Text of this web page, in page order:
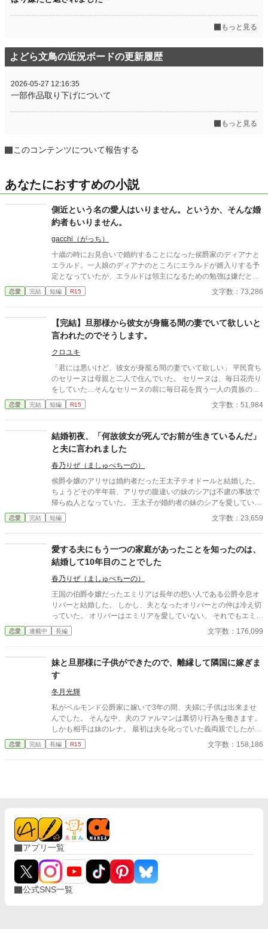
もっと見る
よどら文鳥の近況ボードの更新履歴
2026-05-27 12:16:35
一部作品取り下げについて
もっと見る
このコンテンツについて報告する
あなたにおすすめの小説
側近という名の愛人はいりません。というか、そんな婚
約者もいりません。
gacchi（がっち）
十歳の時にお見合いで婚約することになった侯爵家のディアナと
エラルド。一人娘のディアナのところにエラルドが婿入りする予
定となっていたが、エラルドは領主になるための勉強は嫌だと逃
げ出してしまった。仕方なく、ディアナが女侯爵となることに。
五年後、学園で久しぶりに再会したエラルドは、幼馴染の令嬢三
お願いするが、一向に直す気配はない。卒業する学年になって、
いい加減にしてほしいと注意したディアナに、エラルドは令嬢三
人を連れて婿入りする気だと言った。
恋愛 完結 短編 R15 文字数：73,286
【完結】旦那様から彼女が身籠る間の妻でいて欲しいと
言われたのでそうします。
クロユキ
「君には悪いけど、彼女が身籠る間の妻でいて欲しい」 平民育ち
のセリーヌは母親と二人で住んでいた。 セリーヌは、毎日花売り
をしていた…そんなセリーヌの前に毎日花を買う一人の貴族の男
性がセリーヌに求婚した。 結婚後の初夜には夫は部屋には来なか
った…屋敷内に夫はいるがセリーヌは会えないまま数日が経って
顔を見たが隣には知らない女性が一緒にいた。 セリーヌは、この
時初めて夫から聞かされた。 夫には愛人がいた。 愛人が身籠れば
セリーヌは離婚を言い渡される… 誤字脱字があります。更新が不
定期ですが読んで貰えましたら嬉しいです。 よろしくお願いしま
す。
恋愛 完結 短編 R15 文字数：51,984
結婚初夜、「何故彼女が死んでお前が生きているんだ」
と夫に言われました
春乃りぜ（ましゅぺちーの）
侯爵令嬢のアリサは婚約者だった王太子テオドールと結婚した。
ちょうどその半年前、アリサの腹違いの妹のシアは不慮の事故で
帰らぬ人となっていた。 王太子が婚約者の妹のシアを愛していた
のは周知の事実だった。 そんな彼は、結婚初夜、アリサに冷たく
言い放った。 「何故彼女が死んでお前が生きているんだ」と。
恋愛 完結 短編 文字数：23,659
愛する夫にもう一つの家庭があったことを知ったのは、
結婚して10年目のことでした
春乃りぜ（ましゅぺちーの）
王国の伯爵令嬢だったエミリアは長年の想い人である公爵令息オ
リバーと結婚した。 しかし、夫となったオリバーとの仲は冷え切
っていた。 オリバーはエミリアを愛していない。 それでもエミリ
アは一途に夫を想い続けた。 子供も出来ないまま十年の年月が過
ぎ、エミリアはオリバーにもう一つの家庭が存在していることを
ーとの離婚を決意する。 オリバーと離婚したエミリアは第二の人
生を歩み始める。 一方、最愛の愛人とその子供を公爵家に迎え入
れたオリバーは後悔に苛まれていた……。
恋愛 連載中 長編 文字数：176,099
妹と旦那様に子供ができたので、離縁して隣国に嫁ぎま
す
冬月光輝
私がベルモンド公爵家に嫁いで3年の間、夫婦に子供は出来ませ
んでした。 そんな中、夫のファルマンは裏切り行為を働きます。
しかも相手は妹のレナ。 最初は夫を叱っていた義両親でしたが、
レナに子供が出来たと知ると私を責めだしました。 夫も婚約中か
ら私からの愛は感じていないと口にしており、あの頃に婚約破棄
って、子供が出来ない理由は元旦那にあることが発覚して――。
ベルモンド公爵家ではひと悶着起こりそうらしいのですが、もう
恋愛 完結 長編 R15 文字数：158,186
アプリ一覧
公式SNS一覧